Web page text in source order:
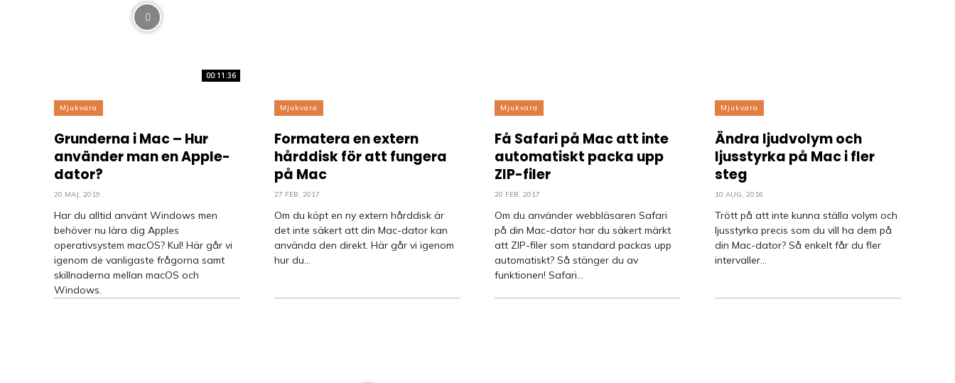
00:11:36
Mjukvara
Grunderna i Mac – Hur
använder man en Apple-
dator?
20 MAJ, 2019
Har du alltid använt Windows men
behöver nu lära dig Apples
operativsystem macOS? Kul! Här går vi
igenom de vanligaste frågorna samt
skillnaderna mellan macOS och
Windows.
Mjukvara
Formatera en extern
hårddisk för att fungera
på Mac
27 FEB, 2017
Om du köpt en ny extern hårddisk är
det inte säkert att din Mac-dator kan
använda den direkt. Här går vi igenom
hur du...
Mjukvara
Få Safari på Mac att inte
automatiskt packa upp
ZIP-filer
20 FEB, 2017
Om du använder webbläsaren Safari
på din Mac-dator har du säkert märkt
att ZIP-filer som standard packas upp
automatiskt? Så stänger du av
funktionen! Safari...
Mjukvara
Ändra ljudvolym och
ljusstyrka på Mac i fler
steg
10 AUG, 2016
Trött på att inte kunna ställa volym och
ljusstyrka precis som du vill ha dem på
din Mac-dator? Så enkelt får du fler
intervaller...